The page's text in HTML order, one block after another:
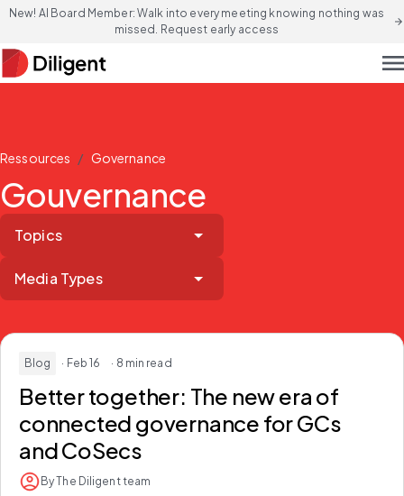
New! AI Board Member: Walk into every meeting knowing nothing was
missed. Request early access
arrow_forward
Ressources / Governance
Gouvernance
Topics
Media Types
Blog · Feb 16 · 8 min read
Better together: The new era of
connected governance for GCs
and CoSecs
By The Diligent team